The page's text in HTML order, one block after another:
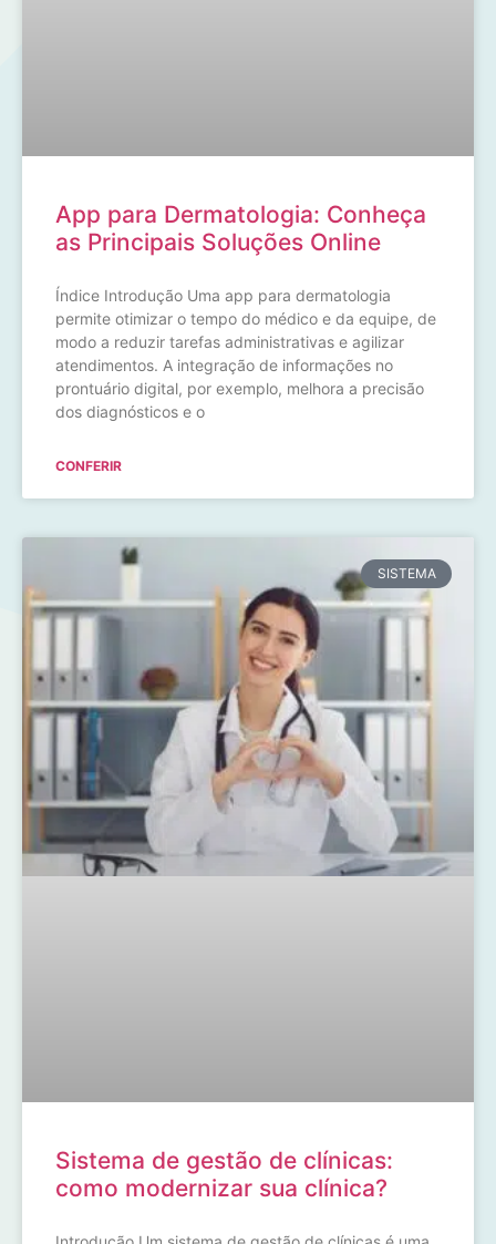
App para Dermatologia: Conheça
as Principais Soluções Online
Índice Introdução Uma app para dermatologia
permite otimizar o tempo do médico e da equipe, de
modo a reduzir tarefas administrativas e agilizar
atendimentos. A integração de informações no
prontuário digital, por exemplo, melhora a precisão
dos diagnósticos e o
CONFERIR
SISTEMA
Sistema de gestão de clínicas:
como modernizar sua clínica?